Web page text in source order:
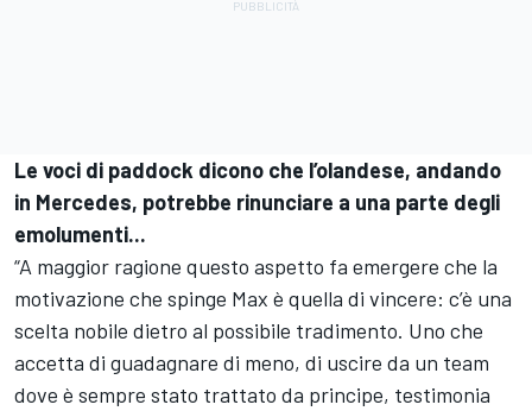
Le voci di paddock dicono che l’olandese, andando
in Mercedes, potrebbe rinunciare a una parte degli
emolumenti...
“A maggior ragione questo aspetto fa emergere che la
motivazione che spinge Max è quella di vincere: c’è una
scelta nobile dietro al possibile tradimento. Uno che
accetta di guadagnare di meno, di uscire da un team
dove è sempre stato trattato da principe, testimonia